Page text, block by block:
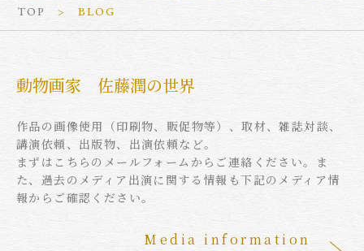
TOP BLOG
動物画家 佐藤潤の世界
作品の画像使用（印刷物、販促物等）、取材、雑誌対談、
講演依頼、出版物、出演依頼など。
まずはこちらのメールフォームからご連絡ください。ま
た、過去のメディア出演に関する情報も下記のメディア情
報からご確認ください。
Media information